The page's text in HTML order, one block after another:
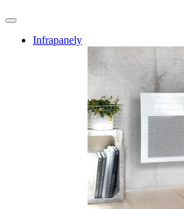
Infrapanely